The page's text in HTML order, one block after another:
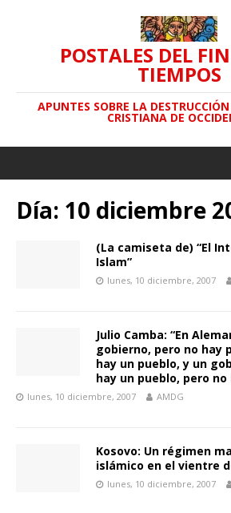
POSTALES DEL
TIEMPOS
APUNTES SOBRE LA
CRISTIANA DE
Día: 10 diciembre
(La camiseta de) “El
Islam”
lunes, 10 diciembre, 2007
Julio Camba: “En
gobierno, pero no hay
hay un pueblo, y un
hay un pueblo, pero no
lunes, 10 diciembre, 2007 AMDG
Kosovo: Un régimen
islámico en el vientre
lunes, 10 diciembre, 2007